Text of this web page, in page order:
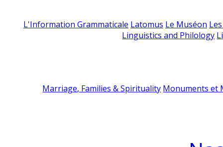
L'Information Grammaticale Latomus Le Muséon
Linguistics and Philology
Marriage, Families & Spirituality Monuments et